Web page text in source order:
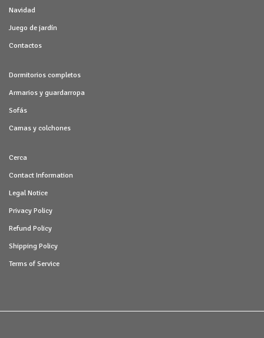
Navidad
Juego de jardín
Contactos
Dormitorios completos
Armarios y guardarropa
Sofás
Camas y colchones
Cerca
Contact Information
Legal Notice
Privacy Policy
Refund Policy
Shipping Policy
Terms of Service